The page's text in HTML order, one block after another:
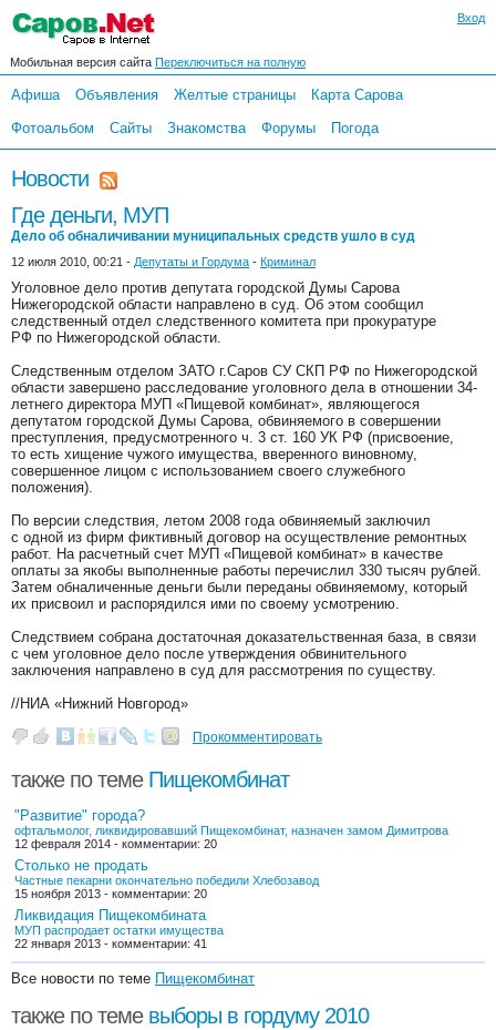
Вход
Мобильная версия сайта Переключиться на полную
Афиша Объявления Желтые страницы
Карта Сарова
Фотоальбом
Сайты Знакомства Форумы Погода
Новости
Где деньги, МУП
Дело об обналичивании муниципальных средств ушло в суд
12 июля 2010, 00:21 - Депутаты и Гордума - Криминал
Уголовное дело против депутата городской Думы Сарова
Нижегородской области направлено в суд. Об этом сообщил
следственный отдел следственного комитета при прокуратуре
РФ по Нижегородской области.
Следственным отделом ЗАТО г.Саров СУ СКП РФ по Нижегородской
области завершено расследование уголовного дела в отношении 34-
летнего директора МУП «Пищевой комбинат», являющегося
депутатом городской Думы Сарова, обвиняемого в совершении
преступления, предусмотренного ч. 3 ст. 160 УК РФ (присвоение,
то есть хищение чужого имущества, вверенного виновному,
совершенное лицом с использованием своего служебного
положения).
По версии следствия, летом 2008 года обвиняемый заключил
с одной из фирм фиктивный договор на осуществление ремонтных
работ. На расчетный счет МУП «Пищевой комбинат» в качестве
оплаты за якобы выполненные работы перечислил 330 тысяч рублей.
Затем обналиченные деньги были переданы обвиняемому, который
их присвоил и распорядился ими по своему усмотрению.
Следствием собрана достаточная доказательственная база, в связи
с чем уголовное дело после утверждения обвинительного
заключения направлено в суд для рассмотрения по существу.
//НИА «Нижний Новгород»
Прокомментировать
также по теме Пищекомбинат
"Развитие" города?
офтальмолог, ликвидировавший Пищекомбинат, назначен замом Димитрова
12 февраля 2014 - комментарии: 20
Столько не продать
Частные пекарни окончательно победили Хлебозавод
15 ноября 2013 - комментарии: 20
Ликвидация Пищекомбината
МУП распродает остатки имущества
22 января 2013 - комментарии: 41
Все новости по теме Пищекомбинат
также по теме выборы в гордуму 2010